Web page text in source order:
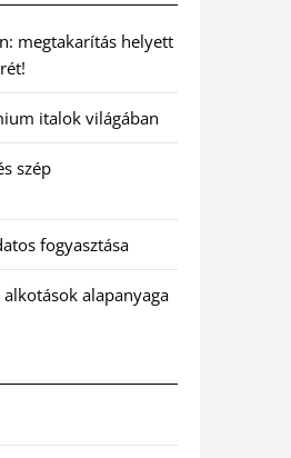
megtakarítás helyett
italok világában
szép
fogyasztása
alapanyaga